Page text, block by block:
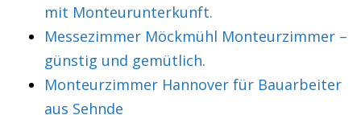
mit Monteurunterkunft.
Messezimmer Möckmühl Monteurzimmer –
günstig und gemütlich.
Monteurzimmer Hannover für Bauarbeiter
aus Sehnde